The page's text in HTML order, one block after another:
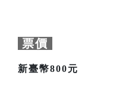
票價
新臺幣800元